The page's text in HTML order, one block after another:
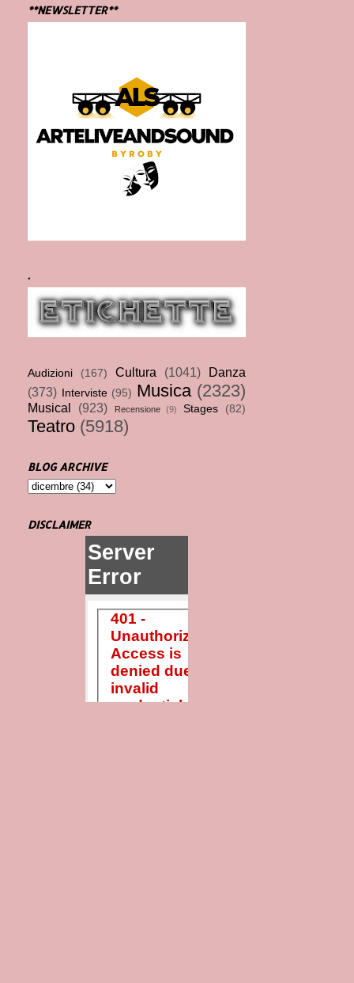
**NEWSLETTER**
.
Audizioni (167) Cultura (1041)
Danza
(373)
Interviste (95) Musica (2323)
Musical (923) Recensione (9) Stages (82)
Teatro (5918)
BLOG ARCHIVE
DISCLAIMER